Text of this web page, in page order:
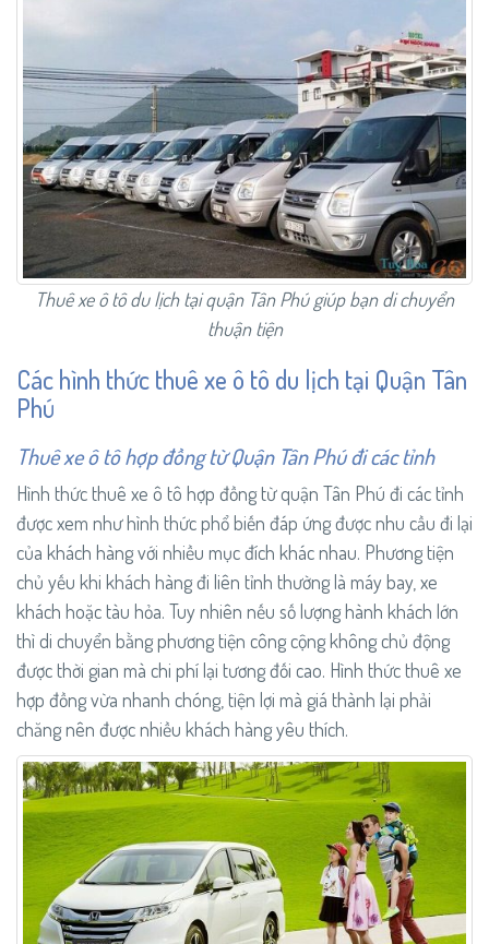
Thuê xe ô tô du lịch tại quận Tân Phú giúp bạn di chuyển
thuận tiện
Các hình thức thuê xe ô tô du lịch tại Quận Tân
Phú
Thuê xe ô tô hợp đồng từ Quận Tân Phú đi các tỉnh
Hình thức thuê xe ô tô hợp đồng từ quận Tân Phú đi các tỉnh
được xem như hình thức phổ biến đáp ứng được nhu cầu đi lại
của khách hàng với nhiều mục đích khác nhau. Phương tiện
chủ yếu khi khách hàng đi liên tỉnh thường là máy bay, xe
khách hoặc tàu hỏa. Tuy nhiên nếu số lượng hành khách lớn
thì di chuyển bằng phương tiện công cộng không chủ động
được thời gian mà chi phí lại tương đối cao. Hình thức thuê xe
hợp đồng vừa nhanh chóng, tiện lợi mà giá thành lại phải
chăng nên được nhiều khách hàng yêu thích.